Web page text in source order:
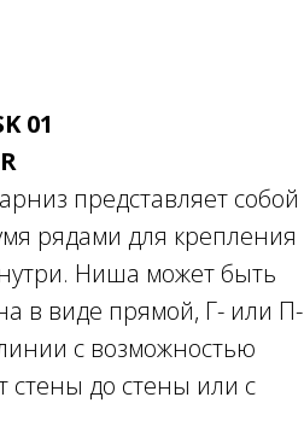
01
представляет собой
рядами для крепления
Ниша может быть
в виде прямой, Г- или П-
с возможностью
стены до стены или с